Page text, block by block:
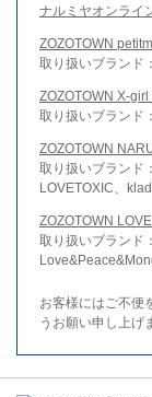
ナルミヤオンライ
ZOZOTOWN
取り扱いブランド
ZOZOTOWN X-
取り扱いブランド
ZOZOTOWN
取り扱いブランド
LOVETOXIC、
ZOZOTOWN
取り扱いブランド
お客様にはご不便
うお願い申し上げ